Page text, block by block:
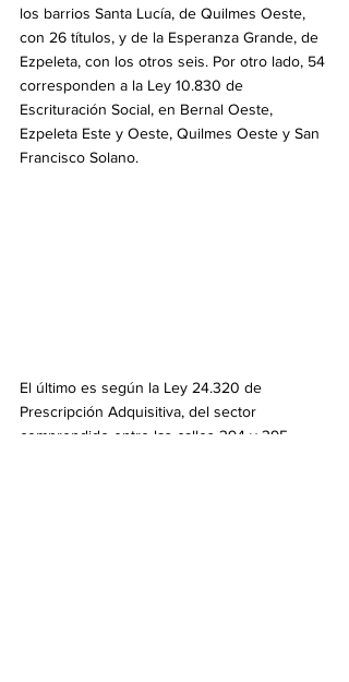
los barrios Santa Lucía, de Quilmes Oeste,
con 26 títulos, y de la Esperanza Grande, de
Ezpeleta, con los otros seis. Por otro lado, 54
corresponden a la Ley 10.830 de
Escrituración Social, en Bernal Oeste,
Ezpeleta Este y Oeste, Quilmes Oeste y San
Francisco Solano.
El último es según la Ley 24.320 de
Prescripción Adquisitiva, del sector
comprendido entre las calles 394 y 395